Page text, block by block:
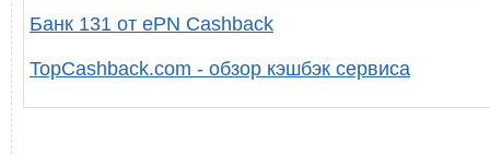
Банк 131 от ePN Cashback
TopCashback.com - обзор кэшбэк сервиса